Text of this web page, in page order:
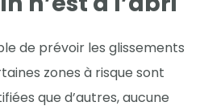
de prévoir les glissements
zones à risque sont
que d’autres, aucune